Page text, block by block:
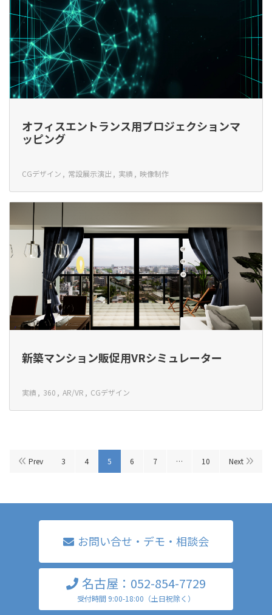
オフィスエントランス用プロジェクションマ
ッピング
CGデザイン 常設展示演出 実績 映像制作
新築マンション販促用VRシミュレーター
実績 360 AR/VR CGデザイン
Prev 3 4 5 6 7 10 Next
お問い合せ・デモ・相談会
名古屋：052-854-7729
受付時間 9:00-18:00（土日祝除く）